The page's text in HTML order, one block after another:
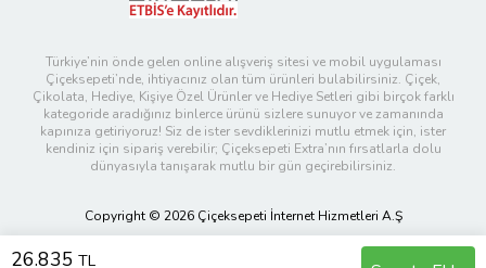
26.835 TL
Türkiye’nin önde gelen online alışveriş sitesi ve mobil uygulaması
Çiçeksepeti’nde, ihtiyacınız olan tüm ürünleri bulabilirsiniz. Çiçek,
Çikolata, Hediye, Kişiye Özel Ürünler ve Hediye Setleri gibi birçok farklı
kategoride aradığınız binlerce ürünü sizlere sunuyor ve zamanında
kapınıza getiriyoruz! Siz de ister sevdiklerinizi mutlu etmek için, ister
kendiniz için sipariş verebilir; Çiçeksepeti Extra’nın fırsatlarla dolu
dünyasıyla tanışarak mutlu bir gün geçirebilirsiniz.
Copyright © 2026 Çiçeksepeti İnternet Hizmetleri A.Ş